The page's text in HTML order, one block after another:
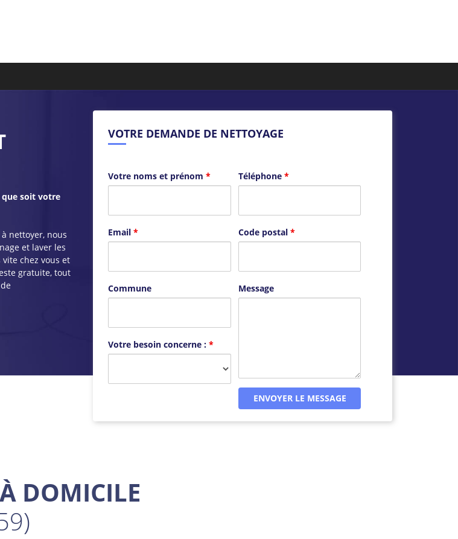
soit votre
nettoyer, nous
et laver les
chez vous et
gratuite, tout
VOTRE DEMANDE DE NETTOYAGE
Votre noms et prénom* Téléphone *
Email* Code postal *
Commune
Votre besoin concerne :*
Message
DOMICILE